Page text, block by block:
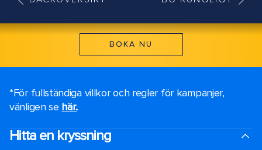
BOKA NU
*För fullständiga villkor och regler för kampanjer,
vänligen se här..
Hitta en kryssning